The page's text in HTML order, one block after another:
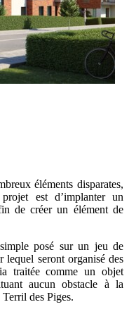
éléments disparates,
est d’implanter un
de créer un élément de
posé sur un jeu de
seront organisé des
traitée comme un objet
aucun obstacle à la
des Piges.